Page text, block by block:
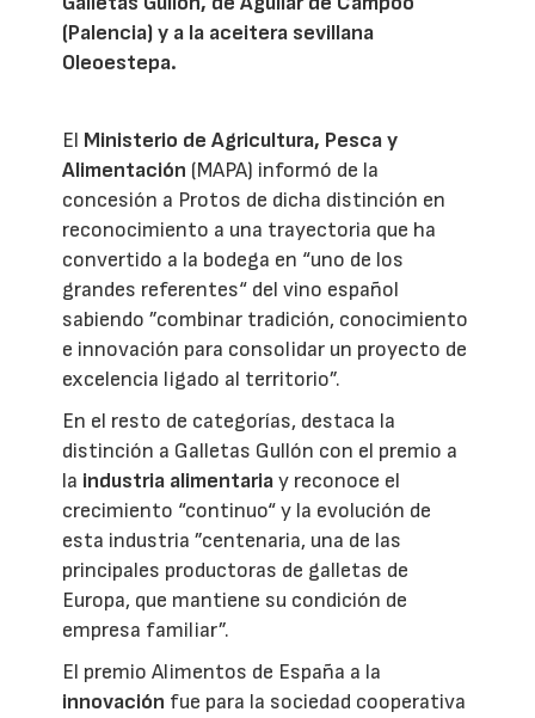
(Palencia) y a la aceitera sevillana
Oleoestepa.
El Ministerio de Agricultura, Pesca y
Alimentación (MAPA) informó de la
concesión a Protos de dicha distinción en
reconocimiento a una trayectoria que ha
convertido a la bodega en “uno de los
grandes referentes“ del vino español
sabiendo ”combinar tradición, conocimiento
e innovación para consolidar un proyecto de
excelencia ligado al territorio”.
En el resto de categorías, destaca la
distinción a Galletas Gullón con el premio a
la industria alimentariay reconoce el
crecimiento “continuo“ y la evolución de
esta industria ”centenaria, una de las
principales productoras de galletas de
Europa, que mantiene su condición de
empresa familiar”.
El premio Alimentos de España a la
innovación fue para la sociedad cooperativa